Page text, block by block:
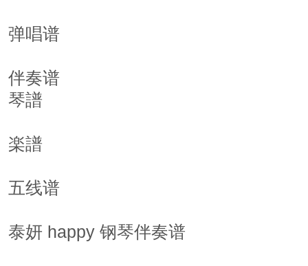
弹唱谱
伴奏谱
琴譜
楽譜
五线谱
泰妍 happy 钢琴伴奏谱